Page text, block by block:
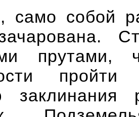
само собой
прутами,